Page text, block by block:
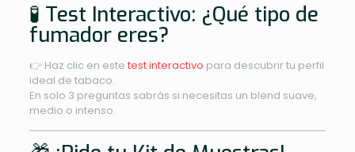
🧪 Test Interactivo: ¿Qué tipo de
fumador eres?
👉 Haz clic en este test interactivo para descubrir tu perfil
ideal de tabaco.
En solo 3 preguntas sabrás si necesitas un blend suave,
medio o intenso.